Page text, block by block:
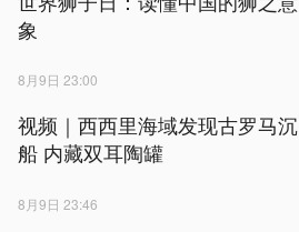
象
8月9日 23:00
视频｜西西里海域发现古罗马沉
船 内藏双耳陶罐
8月9日 23:46